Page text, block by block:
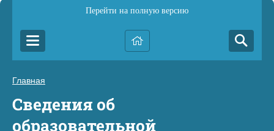
Перейти на полную версию
Главная
Сведения об
образовательной